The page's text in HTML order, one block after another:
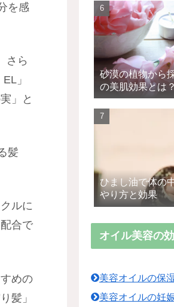
を感
さら
」
」と
髪
ルに
合で
めの
髪」
砂漠の植物から
の美肌効果とは？
ひまし油で体の
やり方と効果
オイル美容の
美容オイルの保
美容オイルの妊